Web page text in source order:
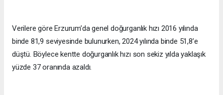
Verilere göre Erzurum’da genel doğurganlık hızı 2016 yılında
binde 81,9 seviyesinde bulunurken, 2024 yılında binde 51,8’e
düştü. Böylece kentte doğurganlık hızı son sekiz yılda yaklaşık
yüzde 37 oranında azaldı.